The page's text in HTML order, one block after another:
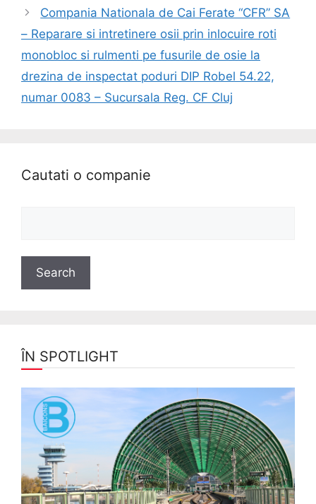
Compania Nationala de Cai Ferate “CFR” SA
– Reparare si intretinere osii prin inlocuire roti
monobloc si rulmenti pe fusurile de osie la
drezina de inspectat poduri DIP Robel 54.22,
numar 0083 – Sucursala Reg. CF Cluj
Cautati o companie
ÎN SPOTLIGHT